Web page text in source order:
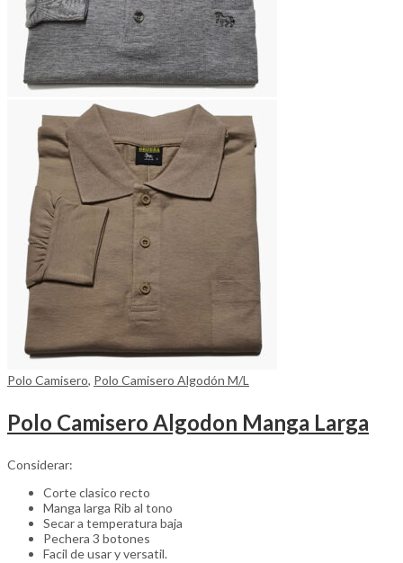
Polo Camisero, Polo Camisero Algodón M/L
Polo Camisero Algodon Manga Larga
Considerar:
Corte clasico recto
Manga larga Rib al tono
Secar a temperatura baja
Pechera 3 botones
Facil de usar y versatil.